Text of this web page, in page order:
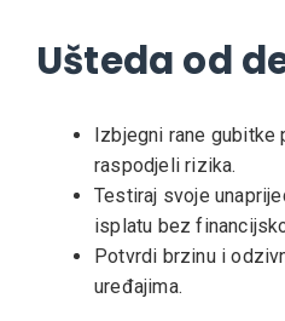
Ušteda od
Izbjegni rane
raspodjeli rizika.
Testiraj svoje
isplatu bez
Potvrdi brzinu i
uređajima.